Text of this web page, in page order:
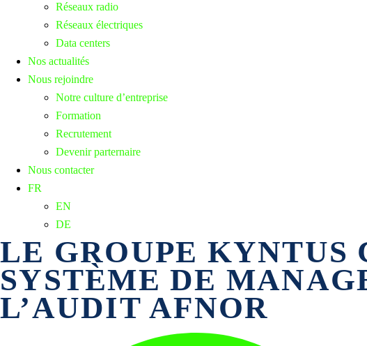
Réseaux radio
Réseaux électriques
Data centers
Nos actualités
Nous rejoindre
Notre culture d’entreprise
Formation
Recrutement
Devenir parternaire
Nous contacter
FR
EN
DE
LE GROUPE KYNTUS
SYSTÈME DE
L’AUDIT AFNOR